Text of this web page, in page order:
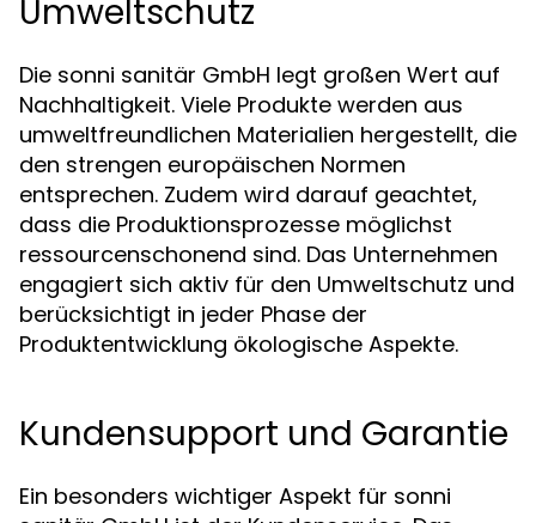
Umweltschutz
Die sonni sanitär GmbH legt großen Wert auf
Nachhaltigkeit. Viele Produkte werden aus
umweltfreundlichen Materialien hergestellt, die
den strengen europäischen Normen
entsprechen. Zudem wird darauf geachtet,
dass die Produktionsprozesse möglichst
ressourcenschonend sind. Das Unternehmen
engagiert sich aktiv für den Umweltschutz und
berücksichtigt in jeder Phase der
Produktentwicklung ökologische Aspekte.
Kundensupport und Garantie
Ein besonders wichtiger Aspekt für sonni